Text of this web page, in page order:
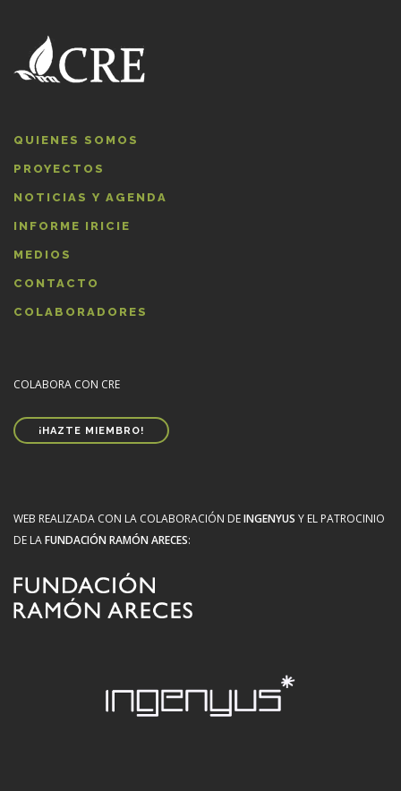
QUIENES SOMOS
PROYECTOS
NOTICIAS Y AGENDA
INFORME IRICIE
MEDIOS
CONTACTO
COLABORADORES
COLABORA CON CRE
¡HAZTE MIEMBRO!
WEB REALIZADA CON LA COLABORACIÓN DEINGENYUS Y EL PATROCINIO
DE LAFUNDACIÓN RAMÓN ARECES: